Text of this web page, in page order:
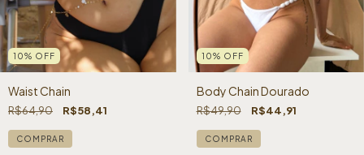
10% OFF
Waist Chain
R$64,90 R$58,41
10% OFF
Body Chain Dourado
R$49,90 R$44,91